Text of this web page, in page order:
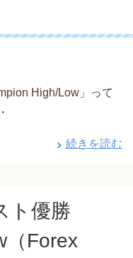
High/Low」って
続きを読む
ト優勝
（Forex